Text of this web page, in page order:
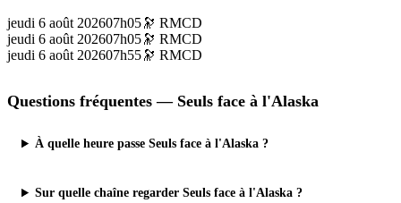
jeudi 6 août 202607h05🔭 RMCD
jeudi 6 août 202607h05🔭 RMCD
jeudi 6 août 202607h55🔭 RMCD
Questions fréquentes — Seuls face à l'Alaska
À quelle heure passe Seuls face à l'Alaska ?
Sur quelle chaîne regarder Seuls face à l'Alaska ?